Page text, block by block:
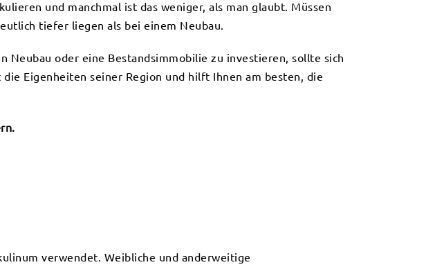
und manchmal ist das weniger, als man glaubt. Müssen
tiefer liegen als bei einem Neubau.
Neubau oder eine Bestandsimmobilie zu investieren, sollte sich
Eigenheiten seiner Region und hilft Ihnen am besten, die
verwendet. Weibliche und anderweitige